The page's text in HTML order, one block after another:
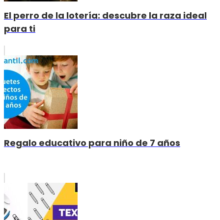
El perro de la lotería: descubre la raza ideal
para ti
Regalo educativo para niño de 7 años